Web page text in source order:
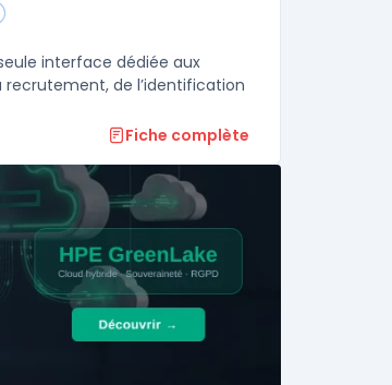
interface dédiée aux
de l’identification
Fiche complète